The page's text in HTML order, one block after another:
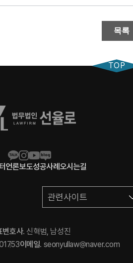
목록
언론보도성공사례 오시는길
관련사이트
변호사. 신혁범, 남성진
이메일. seonyullaw@naver.com
TOP